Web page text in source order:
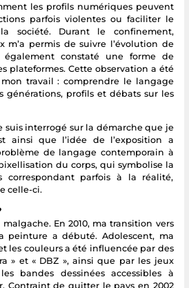
les profils numériques peuvent
parfois violentes ou faciliter le
société. Durant le confinement,
m’a permis de suivre l’évolution de
également constaté une forme de
plateformes. Cette observation a été
travail : comprendre le langage
générations, profils et débats sur les
suis interrogé sur la démarche que je
ainsi que l’idée de l’exposition a
de langage contemporain à
du corps, qui symbolise la
correspondant parfois à la réalité,
celle-ci.
En 2010, ma transition vers
peinture a débuté. Adolescent, ma
les couleurs a été influencée par des
» et « DBZ », ainsi que par les jeux
bandes dessinées accessibles à
Contraint de quitter le pays en 2002